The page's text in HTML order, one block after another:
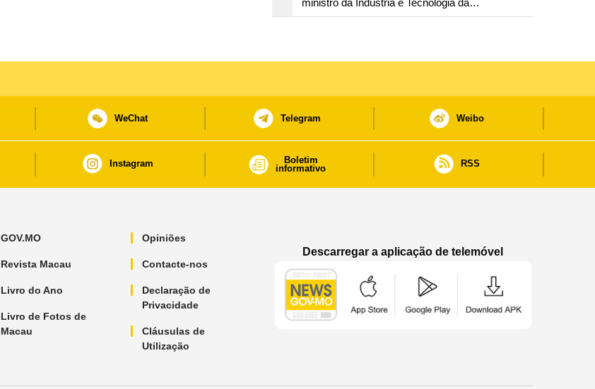
ministro da Indústria e Tecnologia da
Informação
WeChat Telegram Weibo
Instagram
Boletim
informativo
RSS
GOV.MO
Revista Macau
Livro do Ano
Livro de Fotos de
Macau
Opiniões
Contacte-nos
Declaração de
Privacidade
Cláusulas de
Utilização
Descarregar a aplicação de telemóvel